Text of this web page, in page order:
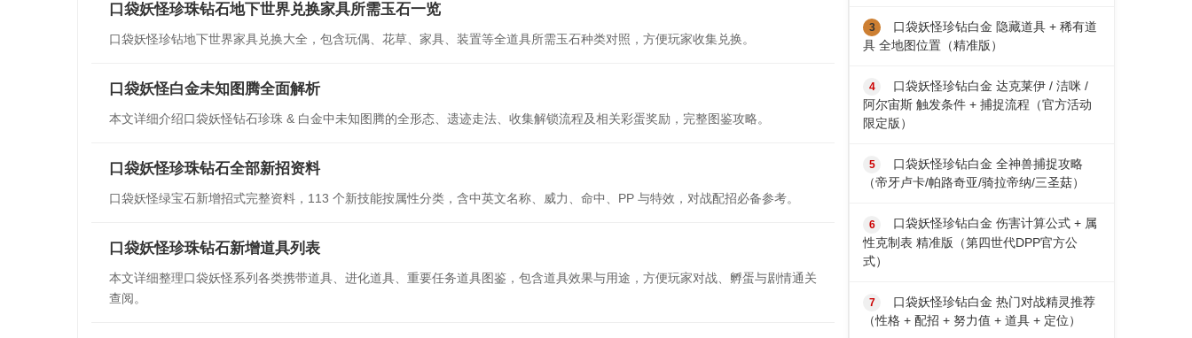
口袋妖怪珍珠钻石地下世界兑换家具所需玉石一览
口袋妖怪珍钻地下世界家具兑换大全，包含玩偶、花草、家具、装置等全道具所需玉石种类对照，方便玩家收集兑换。
口袋妖怪白金未知图腾全面解析
本文详细介绍口袋妖怪钻石珍珠 & 白金中未知图腾的全形态、遗迹走法、收集解锁流程及相关彩蛋奖励，完整图鉴攻略。
口袋妖怪珍珠钻石全部新招资料
口袋妖怪绿宝石新增招式完整资料，113 个新技能按属性分类，含中英文名称、威力、命中、PP 与特效，对战配招必备参考。
口袋妖怪珍珠钻石新增道具列表
本文详细整理口袋妖怪系列各类携带道具、进化道具、重要任务道具图鉴，包含道具效果与用途，方便玩家对战、孵蛋与剧情通关
查阅。
口袋妖怪珍钻白金 隐藏道具 + 稀有道
具 全地图位置（精准版）
口袋妖怪珍钻白金 达克莱伊 / 洁咪 /
阿尔宙斯 触发条件 + 捕捉流程（官方活动
限定版）
口袋妖怪珍钻白金 全神兽捕捉攻略
（帝牙卢卡/帕路奇亚/骑拉帝纳/三圣菇）
口袋妖怪珍钻白金 伤害计算公式 + 属
性克制表 精准版（第四世代DPP官方公
式）
口袋妖怪珍钻白金 热门对战精灵推荐
（性格 + 配招 + 努力值 + 道具 + 定位）